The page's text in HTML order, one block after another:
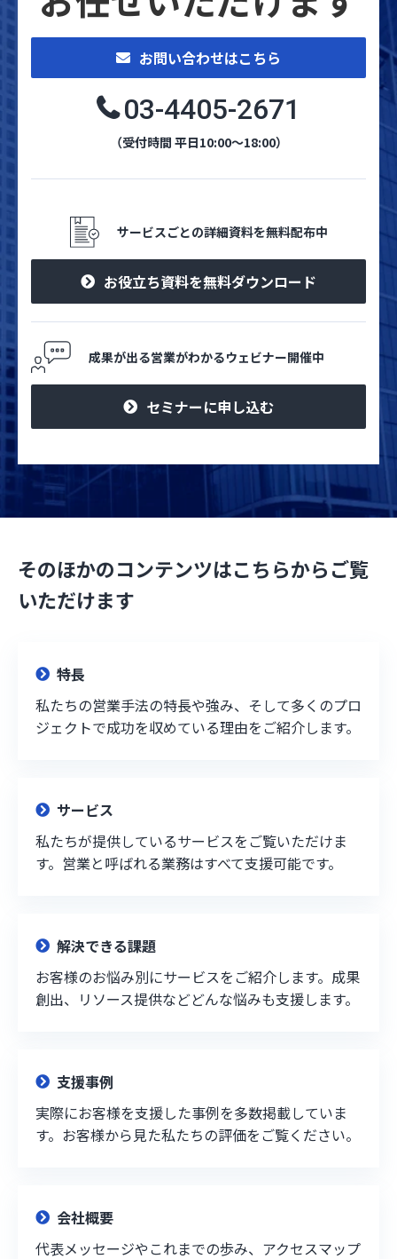
お問い合わせはこちら
03-4405-2671
（受付時間 平日10:00～18:00）
サービスごとの詳細資料を無料配布中
お役立ち資料を無料ダウンロード
成果が出る営業がわかるウェビナー開催中
セミナーに申し込む
そのほかのコンテンツはこちらからご覧
いただけます
特長
私たちの営業手法の特長や強み、そして多くのプロ
ジェクトで成功を収めている理由をご紹介します。
サービス
私たちが提供しているサービスをご覧いただけま
す。営業と呼ばれる業務はすべて支援可能です。
解決できる課題
お客様のお悩み別にサービスをご紹介します。成果
創出、リソース提供などどんな悩みも支援します。
支援事例
実際にお客様を支援した事例を多数掲載していま
す。お客様から見た私たちの評価をご覧ください。
会社概要
代表メッセージやこれまでの歩み、アクセスマップ